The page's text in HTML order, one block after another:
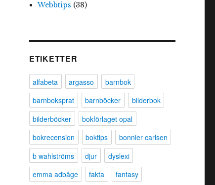
Webbtips (38)
ETIKETTER
alfabeta argasso
barnbok
barnboksprat
barnböcker
bilderbok
bilderböcker
bokförlaget opal
bokrecension
boktips
bonnier carlsen
b wahlströms
djur
dyslexi
emma adbåge
fakta
fantasy